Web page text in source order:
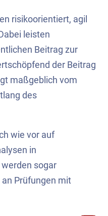
risikoorientiert, agil
leisten
Beitrag zur
der Beitrag
maßgeblich vom
des
wie vor auf
in
sogar
Prüfungen mit